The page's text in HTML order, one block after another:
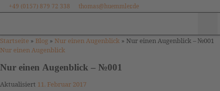
Zum Inhalt springen
+49 (0157) 879 72 338 thomas@huemmler.de
Startseite » Blog » Nur einen Augenblick » Nur einen Augenblick – №001
Nur einen Augenblick
Nur einen Augenblick – №001
Aktualisiert 11. Februar 2017